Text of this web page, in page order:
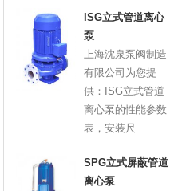
ISG立式管道离心
泵
上海沈泉泵阀制造
有限公司为您提
供：ISG立式管道
离心泵的性能参数
表，安装尺
SPG立式屏蔽管道
离心泵